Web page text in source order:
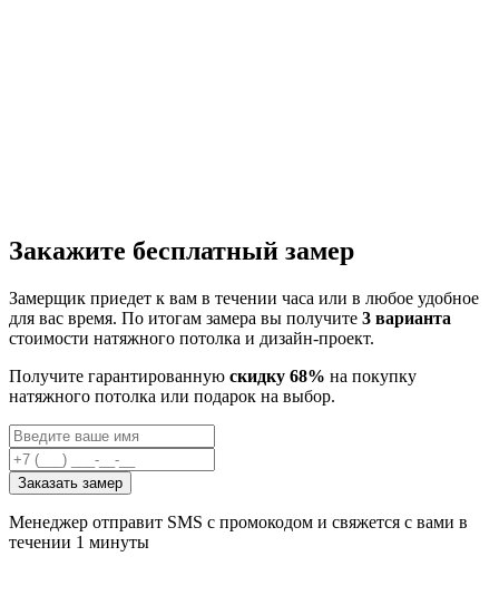
Закажите бесплатный замер
Замерщик приедет к вам в течении часа или в любое удобное
для вас время. По итогам замера вы получите 3 варианта
стоимости натяжного потолка и дизайн-проект.
Получите гарантированную скидку 68% на покупку
натяжного потолка или подарок на выбор.
Заказать замер
Менеджер отправит SMS с промокодом и свяжется с вами в
течении 1 минуты